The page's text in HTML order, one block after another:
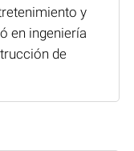
y
en ingeniería
de